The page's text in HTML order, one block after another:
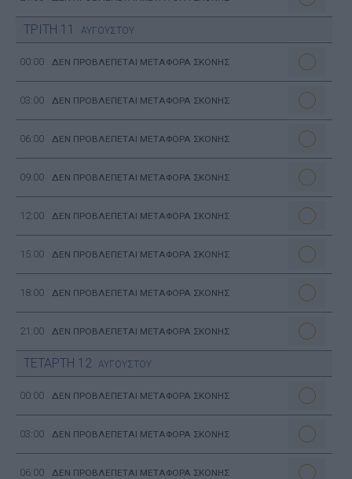
ΤΡΙΤΗ 11 ΑΥΓΟΥΣΤΟΥ
00:00 ΔΕΝ ΠΡΟΒΛΕΠΕΤΑΙ ΜΕΤΑΦΟΡΑ ΣΚΟΝΗΣ
03:00 ΔΕΝ ΠΡΟΒΛΕΠΕΤΑΙ ΜΕΤΑΦΟΡΑ ΣΚΟΝΗΣ
06:00 ΔΕΝ ΠΡΟΒΛΕΠΕΤΑΙ ΜΕΤΑΦΟΡΑ ΣΚΟΝΗΣ
09:00 ΔΕΝ ΠΡΟΒΛΕΠΕΤΑΙ ΜΕΤΑΦΟΡΑ ΣΚΟΝΗΣ
12:00 ΔΕΝ ΠΡΟΒΛΕΠΕΤΑΙ ΜΕΤΑΦΟΡΑ ΣΚΟΝΗΣ
15:00 ΔΕΝ ΠΡΟΒΛΕΠΕΤΑΙ ΜΕΤΑΦΟΡΑ ΣΚΟΝΗΣ
18:00 ΔΕΝ ΠΡΟΒΛΕΠΕΤΑΙ ΜΕΤΑΦΟΡΑ ΣΚΟΝΗΣ
21:00 ΔΕΝ ΠΡΟΒΛΕΠΕΤΑΙ ΜΕΤΑΦΟΡΑ ΣΚΟΝΗΣ
ΤΕΤΑΡΤΗ 12 ΑΥΓΟΥΣΤΟΥ
00:00 ΔΕΝ ΠΡΟΒΛΕΠΕΤΑΙ ΜΕΤΑΦΟΡΑ ΣΚΟΝΗΣ
03:00 ΔΕΝ ΠΡΟΒΛΕΠΕΤΑΙ ΜΕΤΑΦΟΡΑ ΣΚΟΝΗΣ
06:00 ΔΕΝ ΠΡΟΒΛΕΠΕΤΑΙ ΜΕΤΑΦΟΡΑ ΣΚΟΝΗΣ